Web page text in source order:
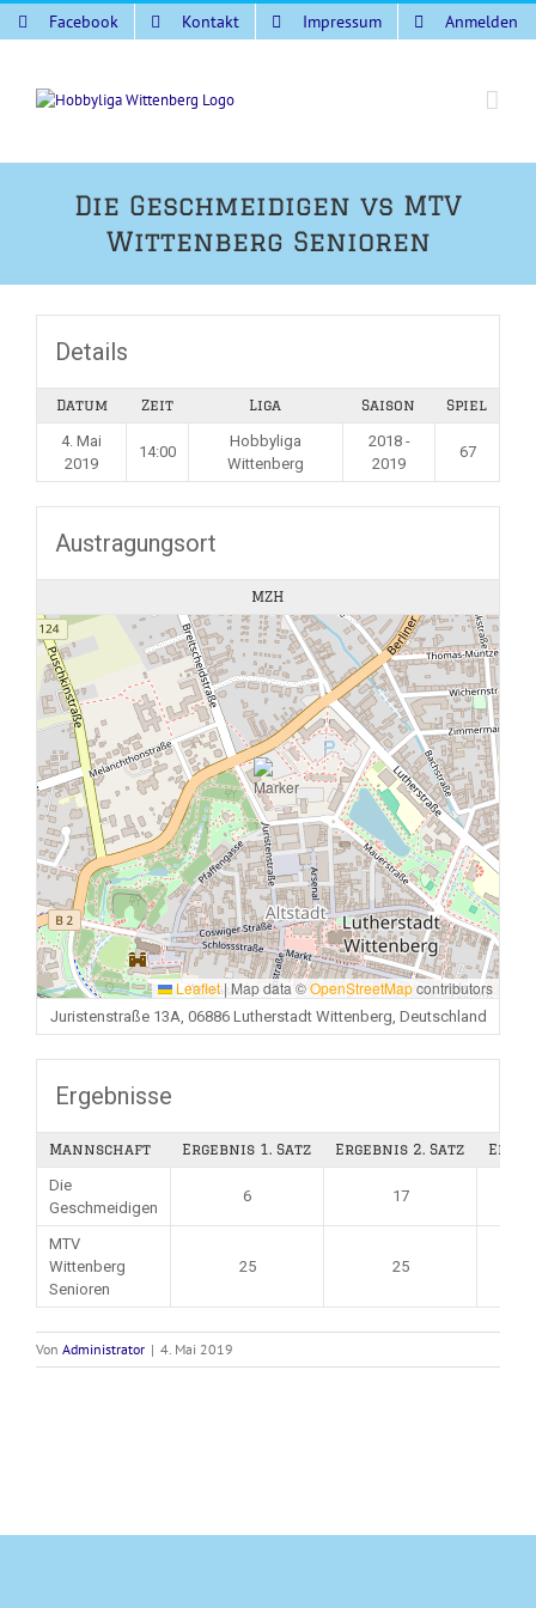
Zum
Inhalt
Facebook Kontakt Impressum Anmelden
Die Geschmeidigen vs MTV
Wittenberg Senioren
Details
Datum Zeit Liga Saison Spiel
4. Mai
2019
14:00
Hobbyliga
Wittenberg
2018 -
2019
67
Austragungsort
MZH
Leaflet |Map data ©OpenStreetMapcontributors
Juristenstraße 13A, 06886 Lutherstadt Wittenberg, Deutschland
Ergebnisse
Mannschaft Ergebnis 1. Satz Ergebnis 2. Satz
Die
Geschmeidigen
6 17
MTV
Wittenberg
Senioren
25 25
Von Administrator | 4. Mai 2019